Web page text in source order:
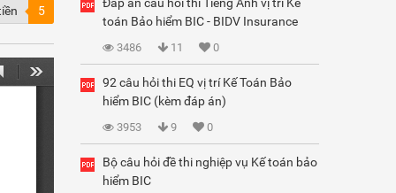
5
toán Bảo hiểm BIC - BIDV Insurance
3486 11 0
92 câu hỏi thi EQ vị trí Kế Toán Bảo
hiểm BIC (kèm đáp án)
3953 9 0
Bộ câu hỏi đề thi nghiệp vụ Kế toán bảo
hiểm BIC